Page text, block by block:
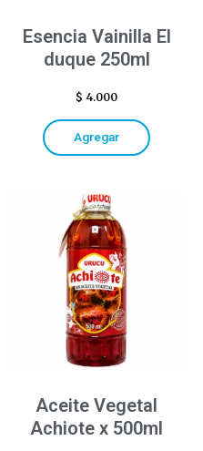
Esencia Vainilla El
duque 250ml
$ 4.000
Agregar
Aceite Vegetal
Achiote x 500ml